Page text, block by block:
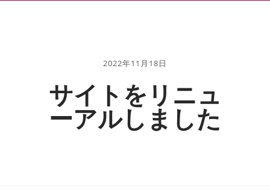
2022年11月18日
サイトをリニュ
ーアルしました